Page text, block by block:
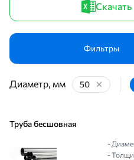
Скачать
Фильтры
Диаметр, мм 50
Труба бесшовная
-
-